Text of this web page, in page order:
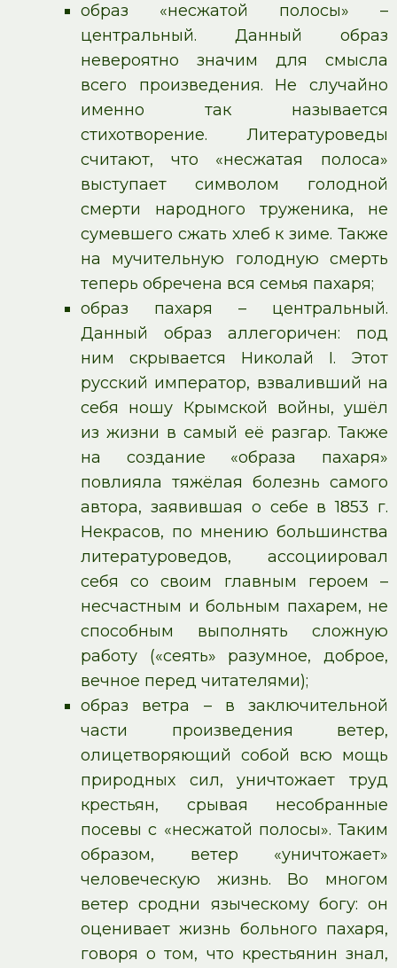
образ «несжатой полосы» –
центральный. Данный образ
невероятно значим для смысла
всего произведения. Не случайно
именно так называется
стихотворение. Литературоведы
считают, что «несжатая полоса»
выступает символом голодной
смерти народного труженика, не
сумевшего сжать хлеб к зиме. Также
на мучительную голодную смерть
теперь обречена вся семья пахаря;
образ пахаря – центральный.
Данный образ аллегоричен: под
ним скрывается Николай І. Этот
русский император, взваливший на
себя ношу Крымской войны, ушёл
из жизни в самый её разгар. Также
на создание «образа пахаря»
повлияла тяжёлая болезнь самого
автора, заявившая о себе в 1853 г.
Некрасов, по мнению большинства
литературоведов, ассоциировал
себя со своим главным героем –
несчастным и больным пахарем, не
способным выполнять сложную
работу («сеять» разумное, доброе,
вечное перед читателями);
образ ветра – в заключительной
части произведения ветер,
олицетворяющий собой всю мощь
природных сил, уничтожает труд
крестьян, срывая несобранные
посевы с «несжатой полосы». Таким
образом, ветер «уничтожает»
человеческую жизнь. Во многом
ветер сродни языческому богу: он
оценивает жизнь больного пахаря,
говоря о том, что крестьянин знал,